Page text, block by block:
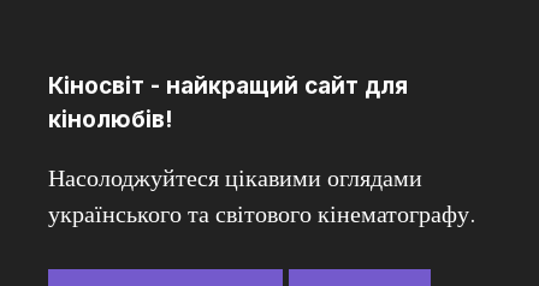
Кіносвіт - найкращий сайт для
кінолюбів!
Насолоджуйтеся цікавими оглядами
українського та світового кінематографу.